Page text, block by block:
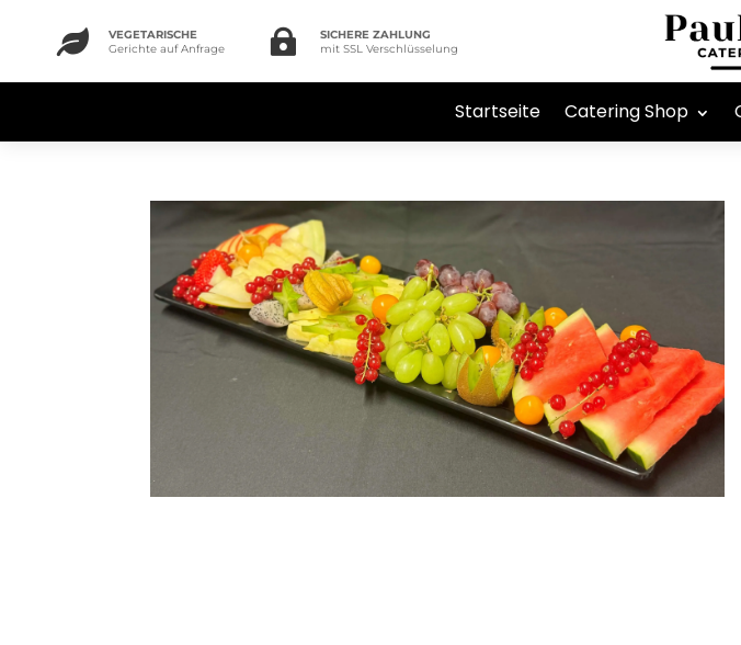

VEGETARISCHE
Gerichte auf Anfrage

SICHERE ZAHLUNG
mit SSL Verschlüsselung
Startseite Catering Shop